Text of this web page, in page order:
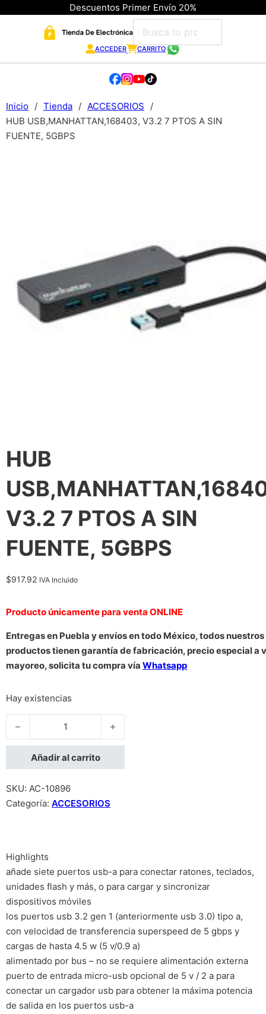
Descuentos Primer Envío 20%
ACCEDER CARRITO
Inicio / Tienda / ACCESORIOS
/
HUB USB,MANHATTAN,168403, V3.2 7 PTOS A SIN
FUENTE, 5GBPS
HUB
V3.2 7 PTOS A SIN
FUENTE, 5GBPS
$917.92 IVA Incluido
Producto únicamente para venta ONLINE
Entregas en Puebla y envíos en todo México, todos nuestros
productos tienen garantía de fabricación, precio especial a
mayoreo, solicita tu compra vía Whatsapp
Hay existencias
HUB USB,MANHATTAN,168403, V3.2 7 PTOS A SIN
Añadir al carrito
SKU: AC-10896
Categoría: ACCESORIOS
Highlights
añade siete puertos usb-a para conectar ratones, teclados,
unidades flash y más, o para cargar y sincronizar
dispositivos móviles
los puertos usb 3.2 gen 1 (anteriormente usb 3.0) tipo a,
con velocidad de transferencia superspeed de 5 gbps y
cargas de hasta 4.5 w (5 v/0.9 a)
alimentado por bus – no se requiere alimentación externa
puerto de entrada micro-usb opcional de 5 v / 2 a para
conectar un cargador usb para obtener la máxima potencia
de salida en los puertos usb-a